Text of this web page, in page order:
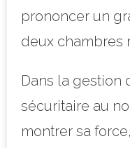
prononcer un
deux chambres
Dans la gestion
sécuritaire au
montrer sa